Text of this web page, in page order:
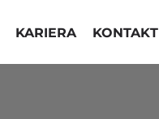
KARIERA KONTAKT